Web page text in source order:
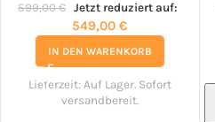
599,00€ Jetzt reduziert auf:
549,00€
IN DEN WARENKORB
Lieferzeit: Auf Lager. Sofort
versandbereit.